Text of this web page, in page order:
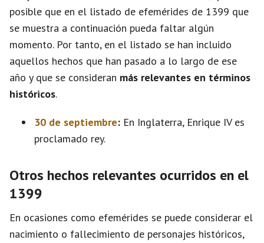
posible que en el listado de efemérides de 1399 que
se muestra a continuación pueda faltar algún
momento. Por tanto, en el listado se han incluido
aquellos hechos que han pasado a lo largo de ese
año y que se consideran más relevantes en términos
históricos.
30 de septiembre: En Inglaterra, Enrique IV es
proclamado rey.
Otros hechos relevantes ocurridos en el
1399
En ocasiones como efemérides se puede considerar el
nacimiento o fallecimiento de personajes históricos,